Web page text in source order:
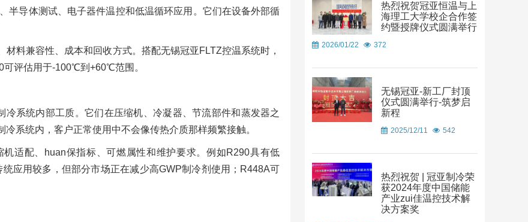
半导体测试、电子器件温控和低温循环应用。它们在设备外部循
料兼容性、成本和回收方式。搭配无锡冠亚FLTZ控温系统时，
评估用于-100℃到+60℃范围。
系统内部工质。它们在压缩机、冷凝器、节流部件和蒸发器之
系统内，客户正常使用中不会像传热介质那样频繁接触。
适配、huan保指标、可燃属性和维护要求。例如R290具有低
应用较多，但部分市场正在减少高GWP制冷剂使用；R448A可
热烈祝贺冠亚恒温与上
海理工大学校企合作签
约暨授牌仪式圆满举行
2026/01/22 372
无锡冠亚-新工厂封顶
仪式圆满举行-筑梦启
新程
2025/12/11 542
热烈祝贺 | 冠亚制冷荣
获2024年度中国储能
产业zui佳温控技术解
决方案奖